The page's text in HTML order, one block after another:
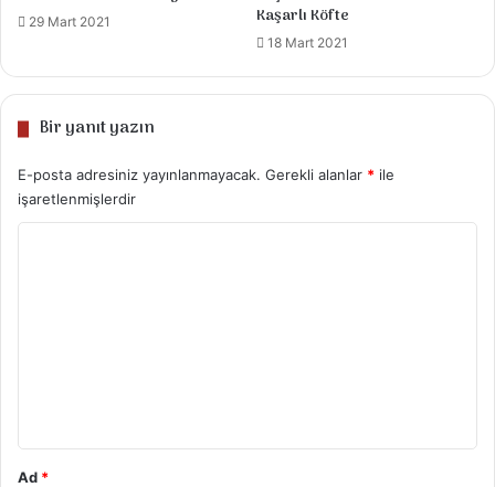
29 Mart 2021
Kaşarlı Köfte
18 Mart 2021
Bir yanıt yazın
E-posta adresiniz yayınlanmayacak. Gerekli alanlar * ile
işaretlenmişlerdir
Ad *